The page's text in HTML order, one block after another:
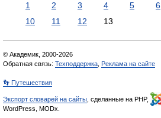
1 2 3 4 5 6
10
11 12 13
© Академик, 2000-2026
Обратная связь: Техподдержка Реклама на сайте
👣 Путешествия
Экспорт словарей на сайты , сделанные на PHP,
WordPress, MODx.